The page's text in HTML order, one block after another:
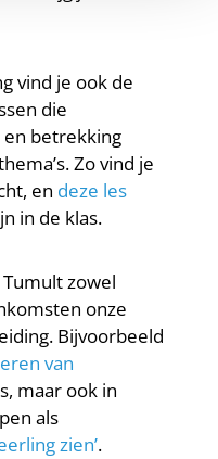
vind je ook de
die
betrekking
Zo vind je
en deze les
in de klas.
zowel
onze
Bijvoorbeeld
van
maar ook in
als
zien’.